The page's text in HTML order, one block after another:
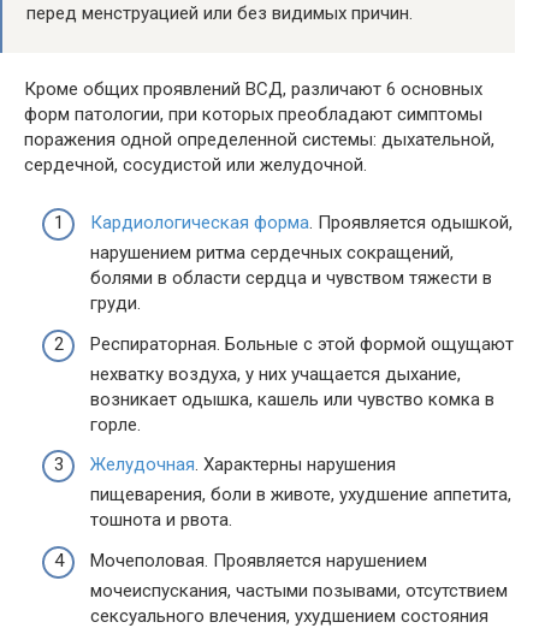
перед менструацией или без видимых причин.
Кроме общих проявлений ВСД, различают 6 основных
форм патологии, при которых преобладают симптомы
поражения одной определенной системы: дыхательной,
сердечной, сосудистой или желудочной.
Кардиологическая форма. Проявляется одышкой,
нарушением ритма сердечных сокращений,
болями в области сердца и чувством тяжести в
груди.
Респираторная. Больные с этой формой ощущают
нехватку воздуха, у них учащается дыхание,
возникает одышка, кашель или чувство комка в
горле.
Желудочная. Характерны нарушения
пищеварения, боли в животе, ухудшение аппетита,
тошнота и рвота.
Мочеполовая. Проявляется нарушением
мочеиспускания, частыми позывами, отсутствием
сексуального влечения, ухудшением состояния